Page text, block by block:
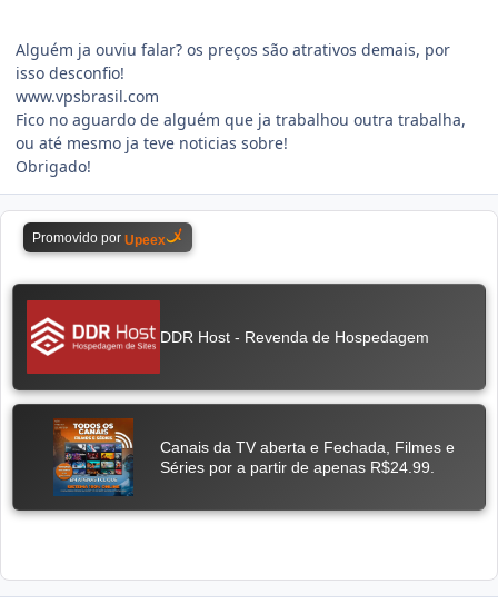
Alguém ja ouviu falar? os preços são atrativos demais, por
isso desconfio!
www.vpsbrasil.com
Fico no aguardo de alguém que ja trabalhou outra trabalha,
ou até mesmo ja teve noticias sobre!
Obrigado!